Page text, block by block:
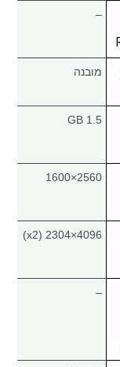
–
מובנה
1.5 GB
2560×1600
4096×2304 (x2)
–